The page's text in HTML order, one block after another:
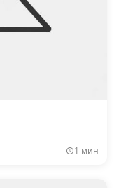
1 мин